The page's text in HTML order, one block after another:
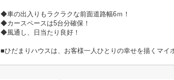
◆車の出入りもラクラクな前面道路幅6ｍ！
◆カースペースは5台分確保！
◆風通し、日当たり良好！
■ひだまりハウスは、お客様一人ひとりの幸せを描くマ